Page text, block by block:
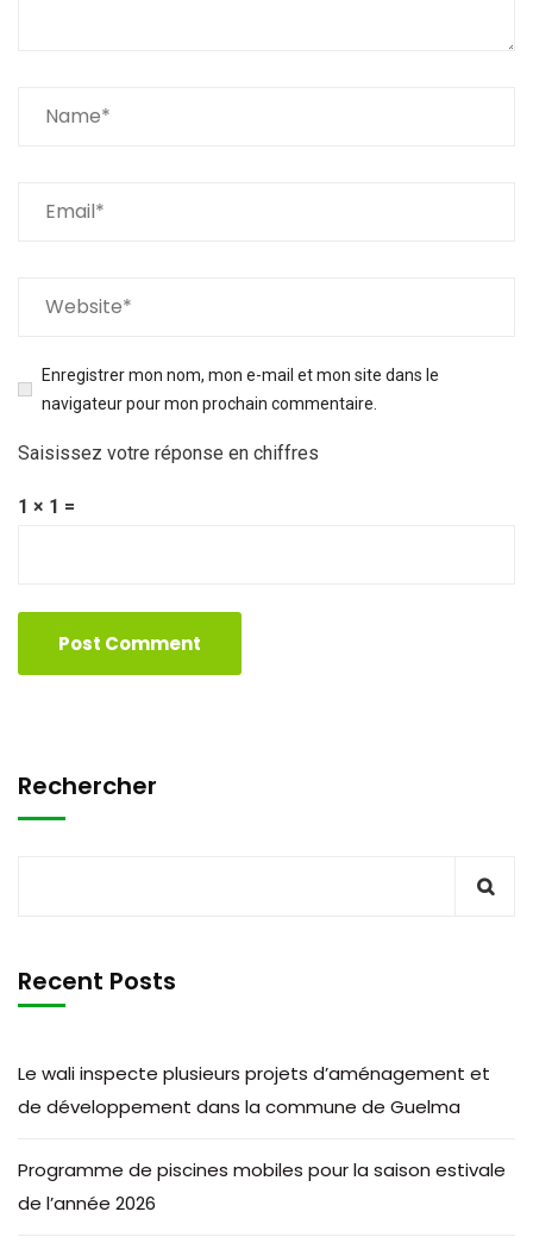
Enregistrer mon nom, mon e-mail et mon site dans le
navigateur pour mon prochain commentaire.
Saisissez votre réponse en chiffres
1 × 1 =
Rechercher
Recent Posts
Le wali inspecte plusieurs projets d’aménagement et
de développement dans la commune de Guelma
Programme de piscines mobiles pour la saison estivale
de l’année 2026